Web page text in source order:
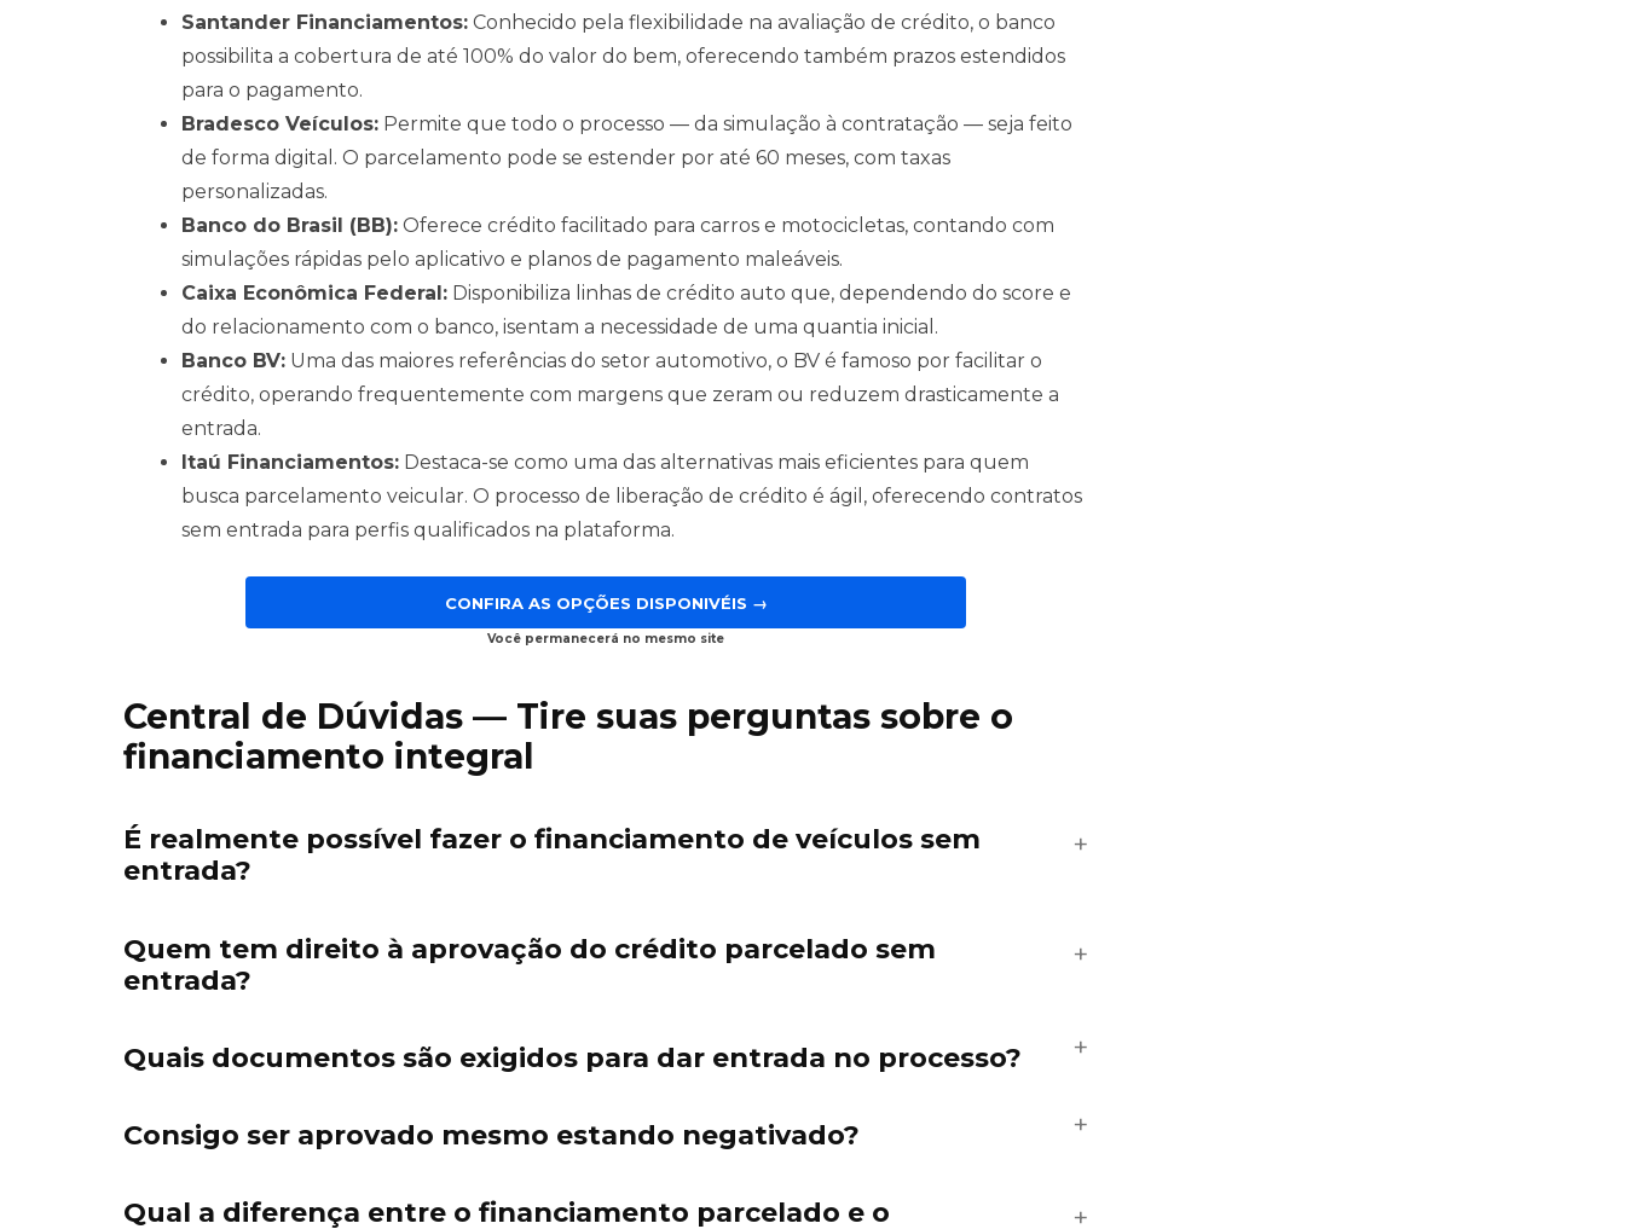
Santander Financiamentos: Conhecido pela flexibilidade na avaliação de crédito, o banco
possibilita a cobertura de até 100% do valor do bem, oferecendo também prazos estendidos
para o pagamento.
Bradesco Veículos: Permite que todo o processo — da simulação à contratação — seja feito
de forma digital. O parcelamento pode se estender por até 60 meses, com taxas
personalizadas.
Banco do Brasil (BB): Oferece crédito facilitado para carros e motocicletas, contando com
simulações rápidas pelo aplicativo e planos de pagamento maleáveis.
Caixa Econômica Federal: Disponibiliza linhas de crédito auto que, dependendo do score e
do relacionamento com o banco, isentam a necessidade de uma quantia inicial.
Banco BV: Uma das maiores referências do setor automotivo, o BV é famoso por facilitar o
crédito, operando frequentemente com margens que zeram ou reduzem drasticamente a
entrada.
Itaú Financiamentos: Destaca-se como uma das alternativas mais eficientes para quem
busca parcelamento veicular. O processo de liberação de crédito é ágil, oferecendo contratos
sem entrada para perfis qualificados na plataforma.
CONFIRA AS OPÇÕES DISPONIVÉIS →
Você permanecerá no mesmo site
Central de Dúvidas — Tire suas perguntas sobre o
financiamento integral
É realmente possível fazer o financiamento de veículos sem
entrada?
Quem tem direito à aprovação do crédito parcelado sem
entrada?
Quais documentos são exigidos para dar entrada no processo?
Consigo ser aprovado mesmo estando negativado?
Qual a diferença entre o financiamento parcelado e o